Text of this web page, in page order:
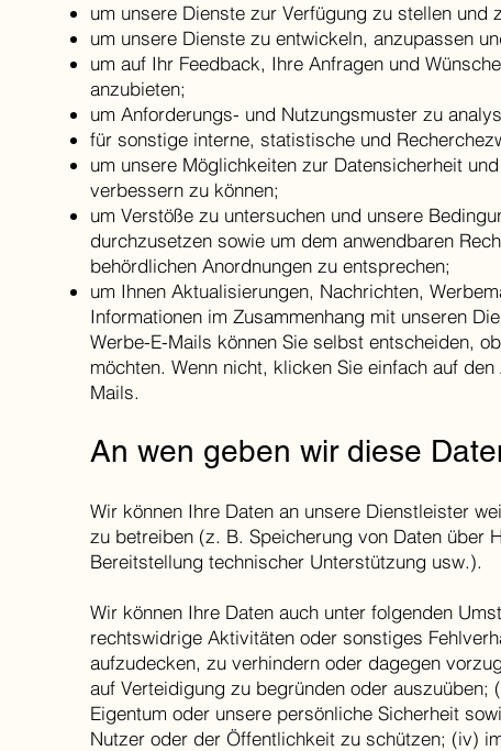
um unsere Dienste zur Verfügung zu stellen und
um unsere Dienste zu entwickeln, anzupassen
um auf Ihr Feedback, Ihre Anfragen und
anzubieten;
um Anforderungs- und Nutzungsmuster zu
für sonstige interne, statistische und
um unsere Möglichkeiten zur Datensicherheit
verbessern zu können;
um Verstöße zu untersuchen und unsere
durchzusetzen sowie um dem anwendbaren
behördlichen Anordnungen zu entsprechen;
um Ihnen Aktualisierungen, Nachrichten,
Informationen im Zusammenhang mit unseren
Werbe-E-Mails können Sie selbst entscheiden,
möchten. Wenn nicht, klicken Sie einfach auf
Mails.
An wen geben wir diese
Wir können Ihre Daten an unsere Dienstleister
zu betreiben (z. B. Speicherung von Daten über
Bereitstellung technischer Unterstützung usw.).
Wir können Ihre Daten auch unter folgenden
rechtswidrige Aktivitäten oder sonstiges
aufzudecken, zu verhindern oder dagegen
auf Verteidigung zu begründen oder auszuüben;
Eigentum oder unsere persönliche Sicherheit
Nutzer oder der Öffentlichkeit zu schützen; (iv)